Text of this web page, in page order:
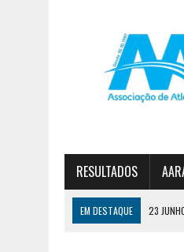
RESULTADOS
EM DESTAQUE 23